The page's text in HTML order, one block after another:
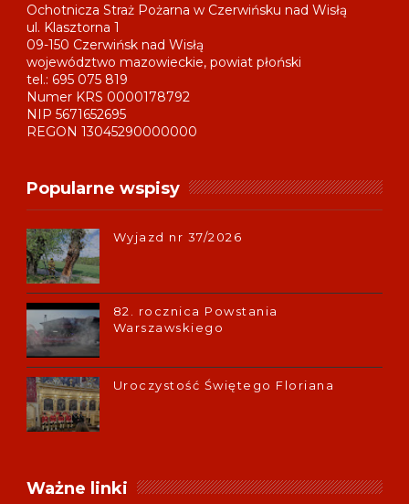
Ochotnicza Straż Pożarna w Czerwińsku nad Wisłą
ul. Klasztorna 1
09-150 Czerwińsk nad Wisłą
województwo mazowieckie, powiat płoński
tel.: 695 075 819
Numer KRS 0000178792
NIP 5671652695
REGON 13045290000000
Popularne wspisy
Wyjazd nr 37/2026
82. rocznica Powstania
Warszawskiego
Uroczystość Świętego Floriana
Ważne linki